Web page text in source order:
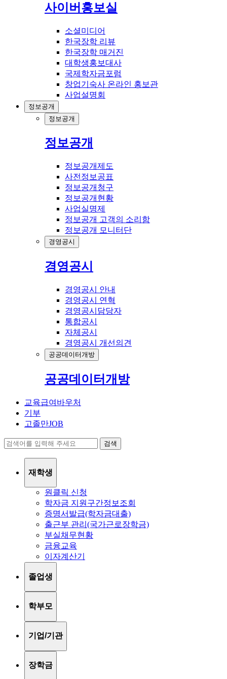
사이버홍보실
소셜미디어
한국장학 리뷰
한국장학 매거진
대학생홍보대사
국제학자금포럼
창업기숙사 온라인 홍보관
사업설명회
정보공개
정보공개
정보공개
정보공개제도
사전정보공표
정보공개청구
정보공개현황
사업실명제
정보공개 고객의 소리함
정보공개 모니터단
경영공시
경영공시
경영공시 안내
경영공시 연혁
경영공시담당자
통합공시
자체공시
경영공시 개선의견
공공데이터개방
공공데이터개방
교육급여바우처
기부
고졸만JOB
검색
재학생
원클릭 신청
학자금 지원구간정보조회
증명서발급(학자금대출)
출근부 관리(국가근로장학금)
부실채무현황
금융교육
이자계산기
졸업생
학부모
기업/기관
장학금